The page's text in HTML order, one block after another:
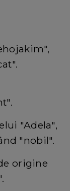
"Adela",
"nobil".
origine